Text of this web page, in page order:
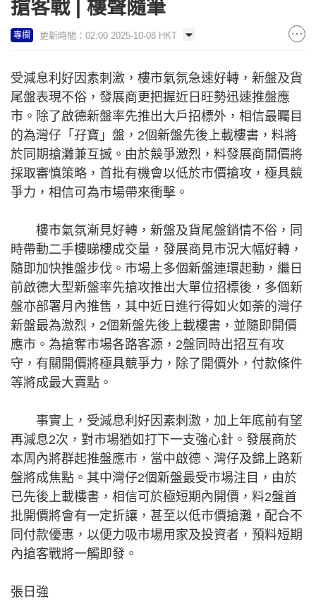
搶客戰 | 樓聲隨筆
專欄 更新時間：02:00 2025-10-08 HKT
受減息利好因素刺激，樓市氣氛急速好轉，新盤及貨
尾盤表現不俗，發展商更把握近日旺勢迅速推盤應
市。除了啟德新盤率先推出大戶招標外，相信最矚目
的為灣仔「孖寶」盤，2個新盤先後上載樓書，料將
於同期搶灘兼互撼。由於競爭激烈，料發展商開價將
採取審慎策略，首批有機會以低於市價搶攻，極具競
爭力，相信可為市場帶來衝擊。
樓市氣氛漸見好轉，新盤及貨尾盤銷情不俗，同
時帶動二手樓睇樓成交量，發展商見市況大幅好轉，
隨即加快推盤步伐。市場上多個新盤連環起動，繼日
前啟德大型新盤率先搶攻推出大單位招標後，多個新
盤亦部署月內推售，其中近日進行得如火如荼的灣仔
新盤最為激烈，2個新盤先後上載樓書，並隨即開價
應市。為搶奪市場各路客源，2盤同時出招互有攻
守，有關開價將極具競爭力，除了開價外，付款條件
等將成最大賣點。
事實上，受減息利好因素刺激，加上年底前有望
再減息2次，對市場猶如打下一支強心針。發展商於
本周內將群起推盤應市，當中啟德、灣仔及錦上路新
盤將成焦點。其中灣仔2個新盤最受市場注目，由於
已先後上載樓書，相信可於極短期內開價，料2盤首
批開價將會有一定折讓，甚至以低市價搶灘，配合不
同付款優惠，以便力吸市場用家及投資者，預料短期
內搶客戰將一觸即發。
張日強